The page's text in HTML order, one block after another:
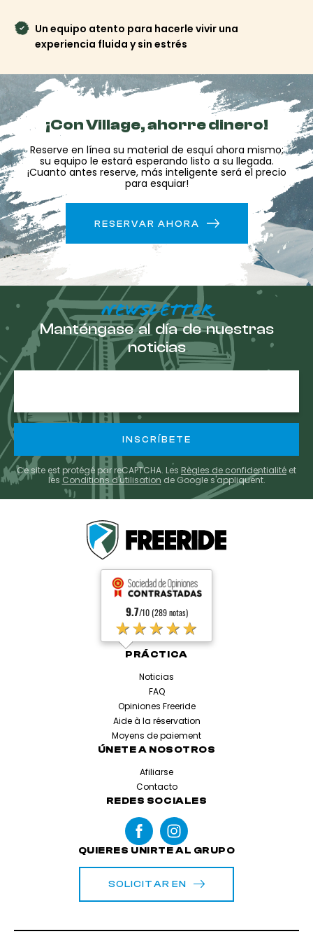
con total tranquilidad.
directamente online, te beneficiarás de excelentes
precios y tendrás el equipo listo antes de tu llegada. Así
podrás recogerlo rápidamente y disfrutar de las pistas y la
emoción del esquí cuanto antes.
Reserva ya tu equipo de esquí o snowboard en
Montchavin con Ski Republic Village y aprovecha al
máximo tu estancia en la montaña.
Un equipo atento para hacerle vivir una
experiencia fluida y sin estrés
¡Con Village, ahorre dinero!
Reserve en línea su material de esquí ahora mismo;
su equipo le estará esperando listo a su llegada.
¡Cuanto antes reserve, más inteligente será el precio
para esquiar!
RESERVAR AHORA
NEWSLETTER
Manténgase al día de nuestras
noticias
Ce site est protégé par reCAPTCHA. Les Règles de confidentialité et
les Conditions d'utilisation de Google s'appliquent.
9.7/10 (289 notas)
★★★★★
PRÁCTICA
Noticias
FAQ
Opiniones Freeride
Aide à la réservation
Moyens de paiement
ÚNETE A NOSOTROS
Afiliarse
Contacto
REDES SOCIALES
QUIERES UNIRTE AL GRUPO
SOLICITAR EN